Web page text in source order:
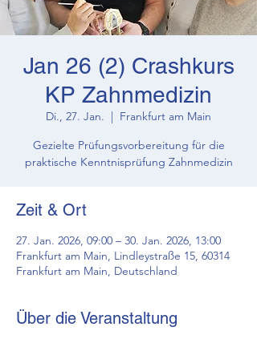
Jan 26 (2) Crashkurs
KP Zahnmedizin
Di., 27. Jan.
  |
Frankfurt am Main
Gezielte Prüfungsvorbereitung für die
praktische Kenntnisprüfung Zahnmedizin
Zeit & Ort
27. Jan. 2026, 09:00 – 30. Jan. 2026, 13:00
Frankfurt am Main, Lindleystraße 15, 60314
Frankfurt am Main, Deutschland
Über die Veranstaltung